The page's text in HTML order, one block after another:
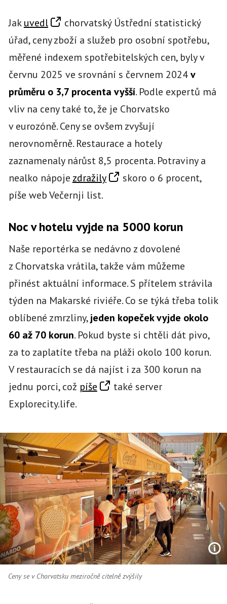
Jakuvedl
chorvatský Ústřední statistický
úřad, ceny zboží a služeb pro osobní spotřebu,
měřené indexem spotřebitelských cen, byly v
červnu 2025 ve srovnání s červnem 2024v
průměru o 3,7 procenta vyšší. Podle expertů má
vliv na ceny také to, že je Chorvatsko
v eurozóně. Ceny se ovšem zvyšují
nerovnoměrně. Restaurace a hotely
zaznamenaly nárůst 8,5 procenta. Potraviny a
nealko nápoje zdražily
skoro o 6 procent,
píše web Večernji list.
Noc v hotelu vyjde na 5000 korun
Naše reportérka se nedávno z dovolené
z Chorvatska vrátila, takže vám můžeme
přinést aktuální informace. S přítelem strávila
týden na Makarské riviéře. Co se týká třeba tolik
oblíbené zmrzliny,jeden kopeček vyjde okolo
60 až 70 korun. Pokud byste si chtěli dát pivo,
za to zaplatíte třeba na pláži okolo 100 korun.
V restauracích se dá najíst i za 300 korun na
jednu porci, což píše
také server
Explorecity.life.
Ceny se v Chorvatsku meziročně citelně zvýšily